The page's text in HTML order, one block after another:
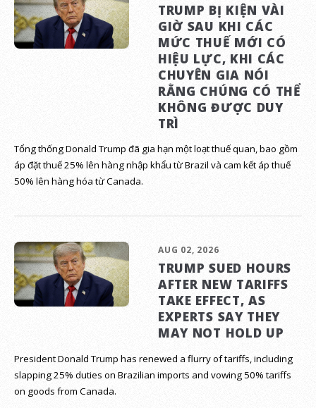
TRUMP BỊ KIỆN VÀI
GIỜ SAU KHI CÁC
MỨC THUẾ MỚI CÓ
HIỆU LỰC, KHI CÁC
CHUYÊN GIA NÓI
RẰNG CHÚNG CÓ THỂ
KHÔNG ĐƯỢC DUY
TRÌ
Tổng thống Donald Trump đã gia hạn một loạt thuế quan, bao gồm
áp đặt thuế 25% lên hàng nhập khẩu từ Brazil và cam kết áp thuế
50% lên hàng hóa từ Canada.
AUG 02, 2026
TRUMP SUED HOURS
AFTER NEW TARIFFS
TAKE EFFECT, AS
EXPERTS SAY THEY
MAY NOT HOLD UP
President Donald Trump has renewed a flurry of tariffs, including
slapping 25% duties on Brazilian imports and vowing 50% tariffs
on goods from Canada.